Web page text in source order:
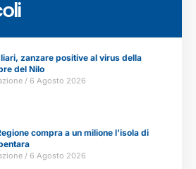
zanzare positive al virus della
del Nilo
6 Agosto 2026
compra a un milione l’isola di
6 Agosto 2026